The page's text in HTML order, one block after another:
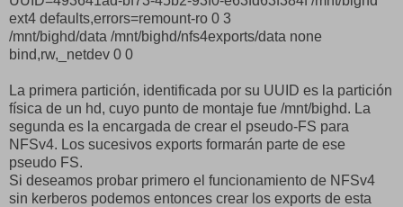
ext4 defaults,errors=remount-ro 0 3
/mnt/bighd/data /mnt/bighd/nfs4exports/data none
bind,rw,_netdev 0 0
La primera partición, identificada por su UUID es la partición
física de un hd, cuyo punto de montaje fue /mnt/bighd. La
segunda es la encargada de crear el pseudo-FS para
NFSv4. Los sucesivos exports formarán parte de ese
pseudo FS.
Si deseamos probar primero el funcionamiento de NFSv4
sin kerberos podemos entonces crear los exports de esta